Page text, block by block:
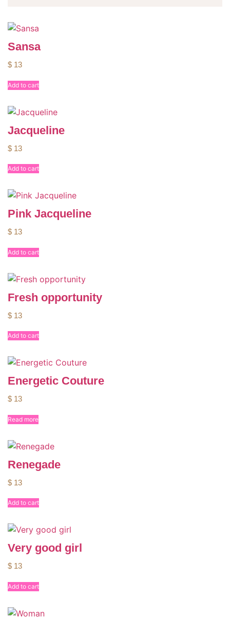
Sansa
$ 13
Add to cart
Jacqueline
$ 13
Add to cart
Pink Jacqueline
$ 13
Add to cart
Fresh opportunity
$ 13
Add to cart
Energetic Couture
$ 13
Read more
Renegade
$ 13
Add to cart
Very good girl
$ 13
Add to cart